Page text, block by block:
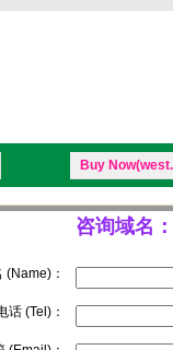
Buy
咨询域名
(Name)：
话 (Tel)：